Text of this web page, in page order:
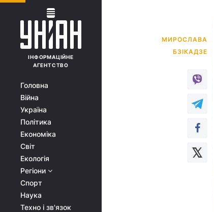
ІНФОРМАЦІЙНЕ
АГЕНТСТВО
Головна
Війна
Україна
Політика
Економіка
Світ
Екологія
Регіони
Спорт
Наука
Техно і зв'язок
МИРОСЛАВА